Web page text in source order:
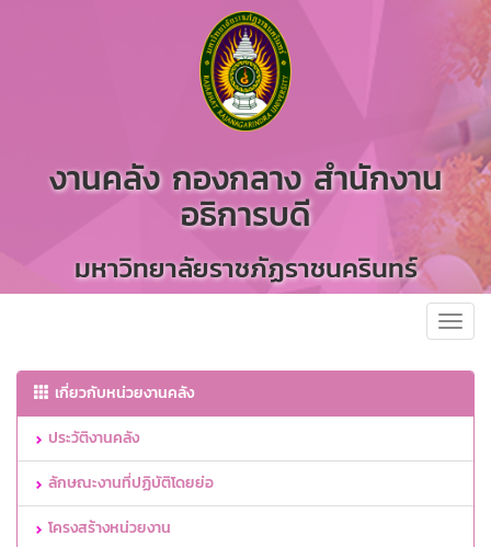
งานคลัง กองกลาง สำนักงาน
อธิการบดี
มหาวิทยาลัยราชภัฏราชนครินทร์
เกี่ยวกับหน่วยงานคลัง
ประวัติงานคลัง
ลักษณะงานที่ปฏิบัติโดยย่อ
โครงสร้างหน่วยงาน